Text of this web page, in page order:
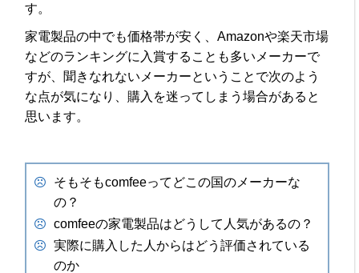
す。
家電製品の中でも価格帯が安く、Amazonや楽天市場
などのランキングに入賞することも多いメーカーで
すが、聞きなれないメーカーということで次のよう
な点が気になり、購入を迷ってしまう場合があると
思います。
そもそもcomfeeってどこの国のメーカーな
の？
comfeeの家電製品はどうして人気があるの？
実際に購入した人からはどう評価されている
のか